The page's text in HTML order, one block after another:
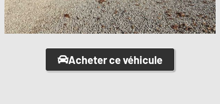
Acheter ce véhicule